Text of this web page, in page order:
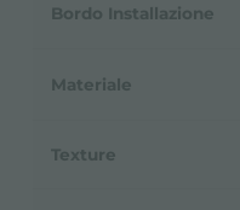
Bordo Installazione
Materiale
Texture